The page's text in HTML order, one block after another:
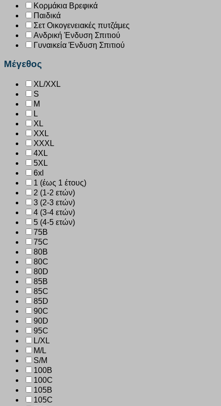
Κορμάκια Βρεφικά
Παιδικά
Σετ Οικογενειακές πυτζάμες
Ανδρική Ένδυση Σπιτιού
Γυναικεία Ένδυση Σπιτιού
Μέγεθος
XL/XXL
S
M
L
XL
XXL
XXXL
4XL
5XL
6xl
1 (έως 1 έτους)
2 (1-2 ετών)
3 (2-3 ετών)
4 (3-4 ετών)
5 (4-5 ετών)
75B
75C
80B
80C
80D
85B
85C
85D
90C
90D
95C
L/XL
M/L
S/M
100B
100C
105B
105C